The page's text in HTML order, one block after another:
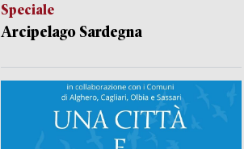
Speciale
Arcipelago Sardegna